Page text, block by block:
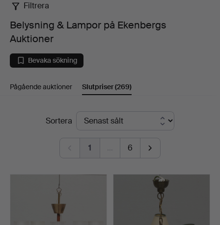
Belysning
Lampor
på
Auktioner
Filtrera
Belysning & Lampor på Ekenbergs
Auktioner
Bevaka sökning
Pågående auktioner Slutpriser(269)
SlutpriserSortera
1 … 6